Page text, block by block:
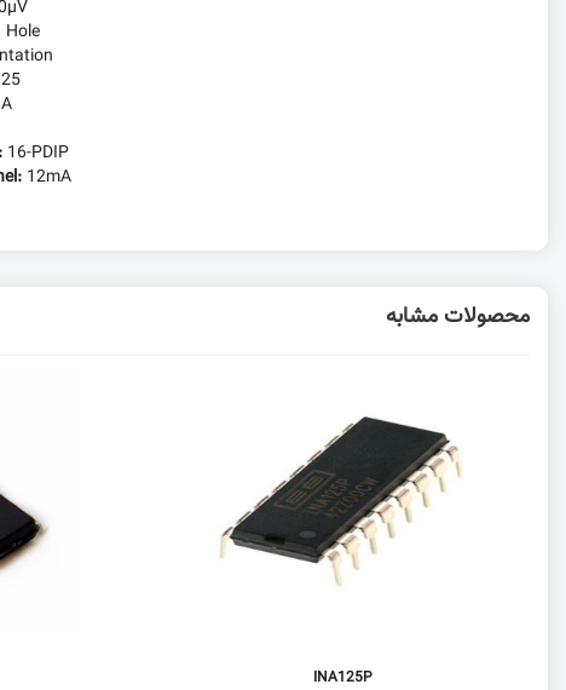
Hole
16-PDIP
12mA
محصولات مشابه
INA125P